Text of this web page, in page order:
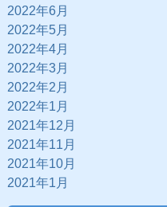
2022年6月
2022年5月
2022年4月
2022年3月
2022年2月
2022年1月
2021年12月
2021年11月
2021年10月
2021年1月